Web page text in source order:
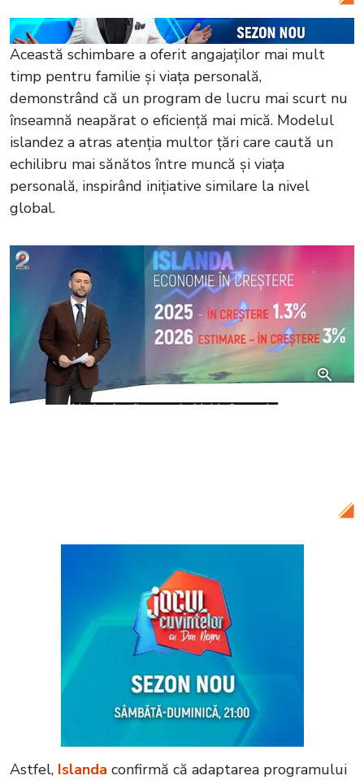
Această schimbare a oferit angajaților mai mult
timp pentru familie și viața personală,
demonstrând că un program de lucru mai scurt nu
înseamnă neapărat o eficiență mai mică. Modelul
islandez a atras atenția multor țări care caută un
echilibru mai sănătos între muncă și viața
personală, inspirând inițiative similare la nivel
global.
Astfel, Islanda confirmă că adaptarea programului